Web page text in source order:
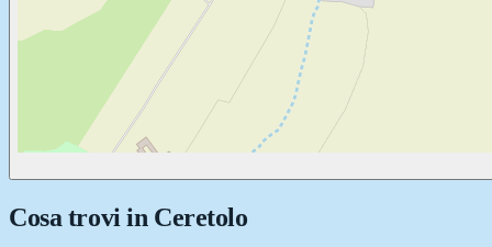
Cosa trovi in Ceretolo